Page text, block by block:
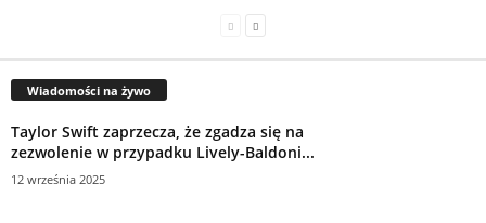
Wiadomości na żywo
Taylor Swift zaprzecza, że ​​zgadza się na
zezwolenie w przypadku Lively-Baldoni...
12 września 2025